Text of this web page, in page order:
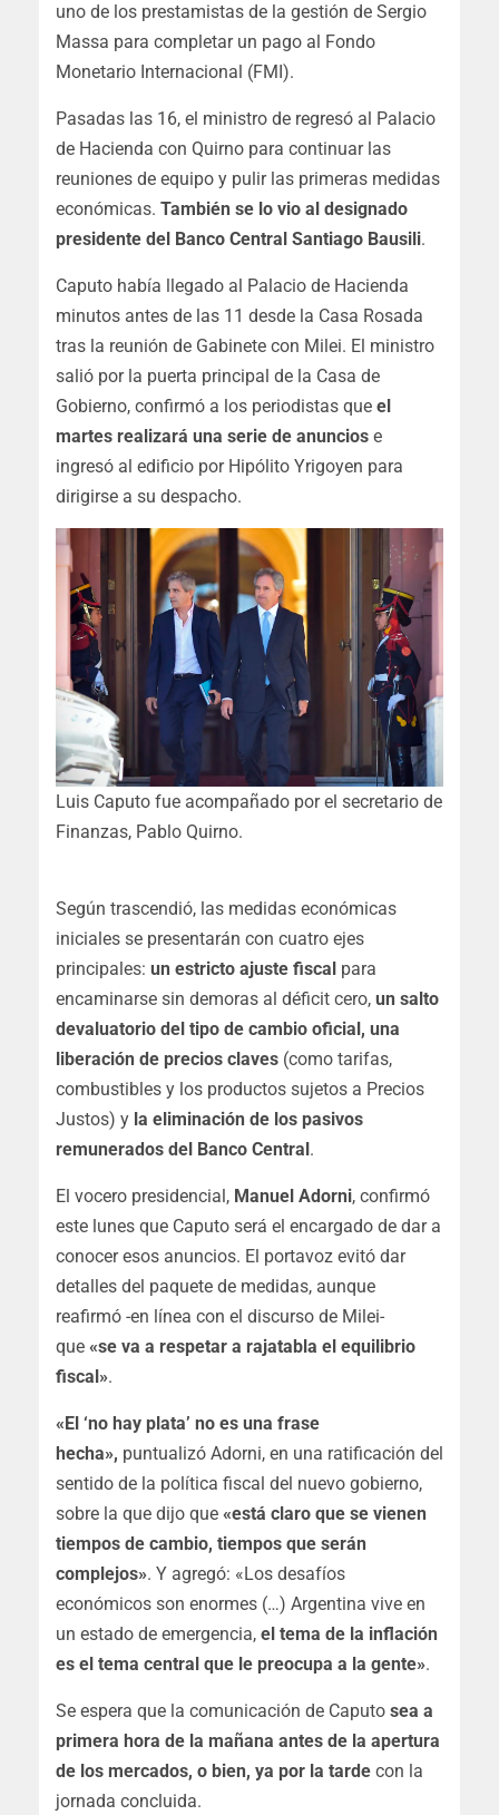
uno de los prestamistas de la gestión de Sergio
Massa para completar un pago al Fondo
Monetario Internacional (FMI).
Pasadas las 16, el ministro de regresó al Palacio
de Hacienda con Quirno para continuar las
reuniones de equipo y pulir las primeras medidas
económicas. También se lo vio al designado
presidente del Banco Central Santiago Bausili.
Caputo había llegado al Palacio de Hacienda
minutos antes de las 11 desde la Casa Rosada
tras la reunión de Gabinete con Milei. El ministro
salió por la puerta principal de la Casa de
Gobierno, confirmó a los periodistas que el
martes realizará una serie de anuncios e
ingresó al edificio por Hipólito Yrigoyen para
dirigirse a su despacho.
Luis Caputo fue acompañado por el secretario de
Finanzas, Pablo Quirno.
Según trascendió, las medidas económicas
iniciales se presentarán con cuatro ejes
principales: un estricto ajuste fiscal para
encaminarse sin demoras al déficit cero, un salto
devaluatorio del tipo de cambio oficial, una
liberación de precios claves (como tarifas,
combustibles y los productos sujetos a Precios
Justos) y la eliminación de los pasivos
remunerados del Banco Central .
El vocero presidencial, Manuel Adorni, confirmó
este lunes que Caputo será el encargado de dar a
conocer esos anuncios. El portavoz evitó dar
detalles del paquete de medidas, aunque
reafirmó -en línea con el discurso de Milei-
que «se va a respetar a rajatabla el equilibrio
fiscal».
«El ‘no hay plata’ no es una frase
hecha», puntualizó Adorni, en una ratificación del
sentido de la política fiscal del nuevo gobierno,
sobre la que dijo que «está claro que se vienen
tiempos de cambio, tiempos que serán
complejos». Y agregó: «Los desafíos
económicos son enormes (…) Argentina vive en
un estado de emergencia, el tema de la inflación
es el tema central que le preocupa a la gente».
Se espera que la comunicación de Caputo sea a
primera hora de la mañana antes de la apertura
de los mercados, o bien, ya por la tarde con la
jornada concluida.